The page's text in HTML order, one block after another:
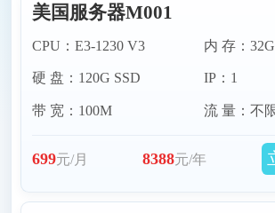
美国西
美国佛吉尼亚服务器
美国服务器M001
CPU：E3-1230 V3
硬 盘：120G SSD
带 宽：100M
内 存：32G
IP：1
流 量：不
699元/月 8388元/年